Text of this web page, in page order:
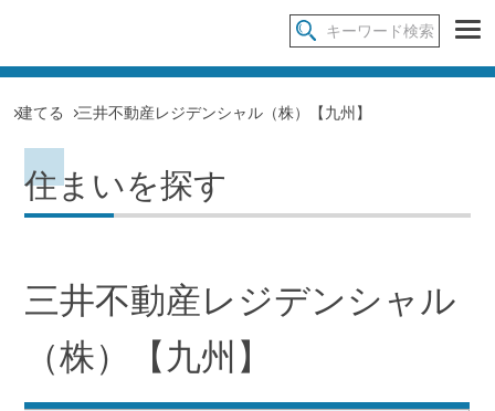
建てる 三井不動産レジデンシャル（株）【九州】
住まいを探す
三井不動産レジデンシャル
（株）【九州】